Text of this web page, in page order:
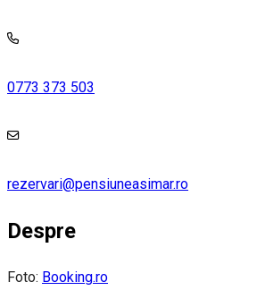
0773 373 503
rezervari@pensiuneasimar.ro
Despre
Foto: Booking.ro